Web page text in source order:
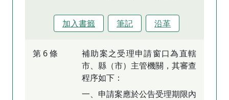
加入書籤 筆記 沿革
第 6 條
補助案之受理申請窗口為直轄
市、縣（市）主管機關，其審查
程序如下：
一、申請案應於公告受理期限內